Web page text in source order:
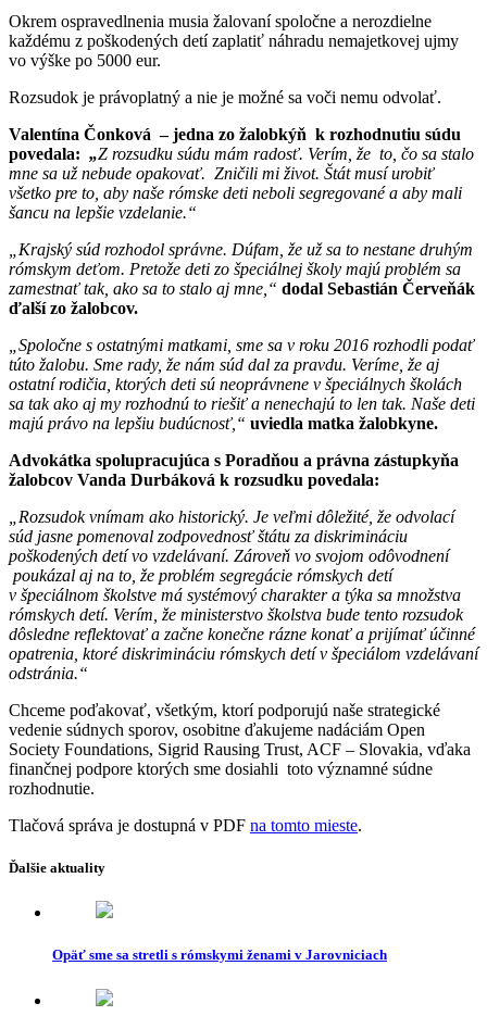
Okrem ospravedlnenia musia žalovaní spoločne a nerozdielne
každému z poškodených detí zaplatiť náhradu nemajetkovej ujmy
vo výške po 5000 eur.
Rozsudok je právoplatný a nie je možné sa voči nemu odvolať.
Valentína Čonková – jedna zo žalobkýň k rozhodnutiu súdu
povedala: „Z rozsudku súdu mám radosť. Verím, že to, čo sa stalo
mne sa už nebude opakovať. Zničili mi život. Štát musí urobiť
všetko pre to, aby naše rómske deti neboli segregované a aby mali
šancu na lepšie vzdelanie.“
„Krajský súd rozhodol správne. Dúfam, že už sa to nestane druhým
rómskym deťom. Pretože deti zo špeciálnej školy majú problém sa
zamestnať tak, ako sa to stalo aj mne,“ dodal Sebastián Červeňák
ďalší zo žalobcov.
„Spoločne s ostatnými matkami, sme sa v roku 2016 rozhodli podať
túto žalobu. Sme rady, že nám súd dal za pravdu. Veríme, že aj
ostatní rodičia, ktorých deti sú neoprávnene v špeciálnych školách
sa tak ako aj my rozhodnú to riešiť a nenechajú to len tak. Naše deti
majú právo na lepšiu budúcnosť,“ uviedla matka žalobkyne.
Advokátka spolupracujúca s Poradňou a právna zástupkyňa
žalobcov Vanda Durbáková k rozsudku povedala:
„Rozsudok vnímam ako historický. Je veľmi dôležité, že odvolací
súd jasne pomenoval zodpovednosť štátu za diskrimináciu
poškodených detí vo vzdelávaní. Zároveň vo svojom odôvodnení
poukázal aj na to, že problém segregácie rómskych detí
v špeciálnom školstve má systémový charakter a týka sa množstva
rómskych detí. Verím, že ministerstvo školstva bude tento rozsudok
dôsledne reflektovať a začne konečne rázne konať a prijímať účinné
opatrenia, ktoré diskrimináciu rómskych detí v špeciálom vzdelávaní
odstránia.“
Chceme poďakovať, všetkým, ktorí podporujú naše strategické
vedenie súdnych sporov, osobitne ďakujeme nadáciám Open
Society Foundations, Sigrid Rausing Trust, ACF – Slovakia, vďaka
finančnej podpore ktorých sme dosiahli toto významné súdne
rozhodnutie.
Tlačová správa je dostupná v PDF na tomto mieste.
Ďalšie aktuality
Opäť sme sa stretli s rómskymi ženami v Jarovniciach